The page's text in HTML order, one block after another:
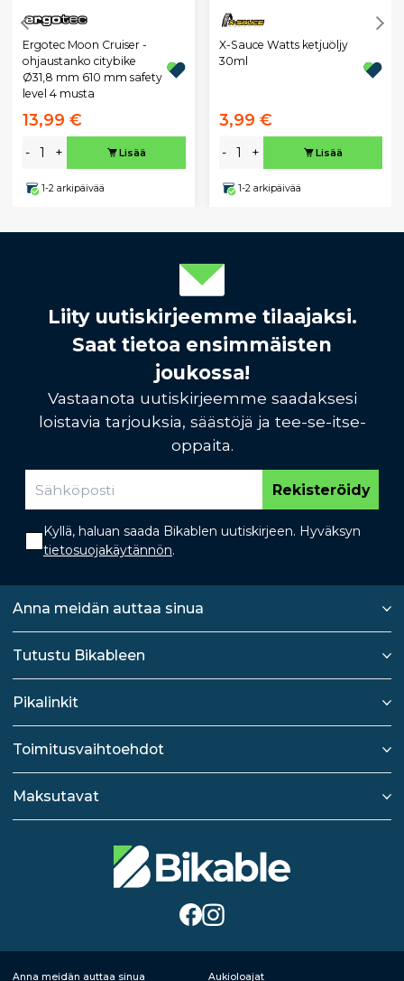
Ergotec Moon Cruiser -
ohjaustanko citybike
Ø31,8 mm 610 mm safety
level 4 musta
13,99 €
- + Lisää
1-2 arkipäivää
X-Sauce Watts ketjuöljy
30ml
3,99 €
- + Lisää
1-2 arkipäivää
Liity uutiskirjeemme tilaajaksi.
Saat tietoa ensimmäisten
joukossa!
Vastaanota uutiskirjeemme saadaksesi
loistavia tarjouksia, säästöjä ja tee-se-itse-
oppaita.
Rekisteröidy
Kyllä, haluan saada Bikablen uutiskirjeen. Hyväksyn
tietosuojakäytännön.
Anna meidän auttaa sinua
Tutustu Bikableen
Pikalinkit
Toimitusvaihtoehdot
Maksutavat
Anna meidän auttaa sinua Aukioloajat